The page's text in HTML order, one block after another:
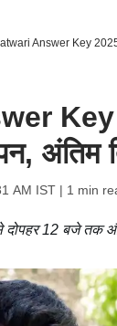
Answer Key 2025:
Key
अंतिम
AM IST| 1 min
दोपहर 12 बजे